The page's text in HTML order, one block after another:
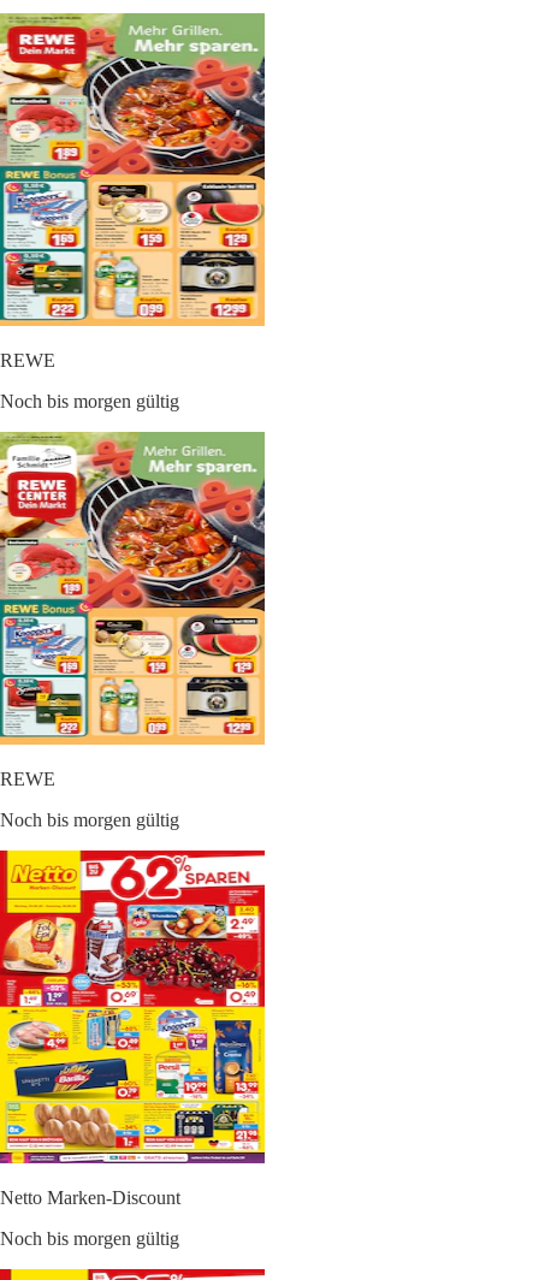
REWE
Noch bis morgen gültig
REWE
Noch bis morgen gültig
Netto Marken-Discount
Noch bis morgen gültig